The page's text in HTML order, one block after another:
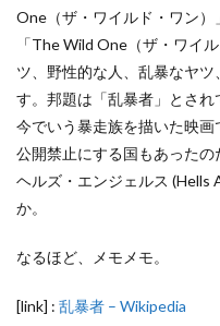
One（ザ・ワイルド・ワン）
「The Wild One（ザ・ワイ
ツ、野性的な人、乱暴なヤ
す。邦題は「乱暴者」とされ
今でいう暴走族を描いた映画
公開禁止にする国もあったの
ヘルズ・エンジェルス (Hells
か。
なるほど、メモメモ。
[link] : 乱暴者 – Wikipedia